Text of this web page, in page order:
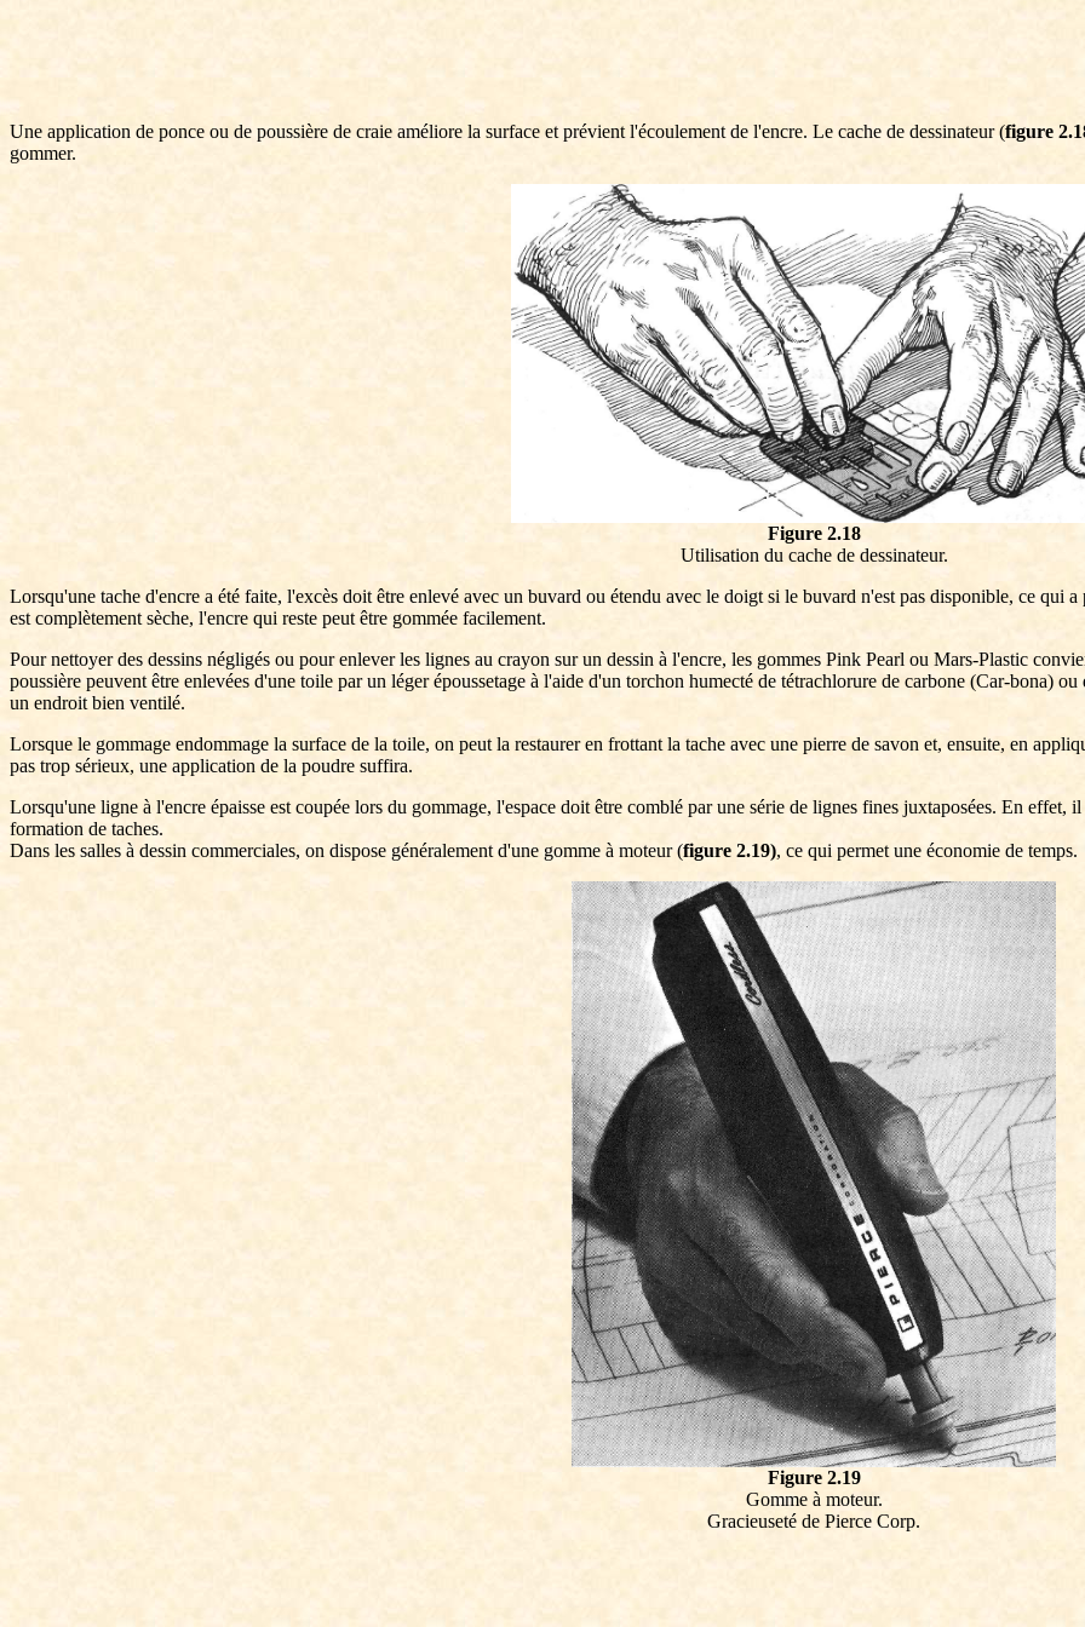
Une application de ponce ou de poussière de craie améliore la surface et prévient l'écoulement de l'encre. Le cache de dessinateur (figure
gommer.
Figure 2.18
Utilisation du cache de dessinateur.
Lorsqu'une tache d'encre a été faite, l'excès doit être enlevé avec un buvard ou étendu avec le doigt si le buvard n'est pas disponible, ce qui
est complètement sèche, l'encre qui reste peut être gommée facilement.
Pour nettoyer des dessins négligés ou pour enlever les lignes au crayon sur un dessin à l'encre, les gommes Pink Pearl ou Mars-Plastic
poussière peuvent être enlevées d'une toile par un léger époussetage à l'aide d'un torchon humecté de tétrachlorure de carbone (Car-bona)
un endroit bien ventilé.
Lorsque le gommage endommage la surface de la toile, on peut la restaurer en frottant la tache avec une pierre de savon et, ensuite, en
pas trop sérieux, une application de la poudre suffira.
Lorsqu'une ligne à l'encre épaisse est coupée lors du gommage, l'espace doit être comblé par une série de lignes fines juxtaposées. En effet,
formation de taches.
Dans les salles à dessin commerciales, on dispose généralement d'une gomme à moteur (figure 2.19), ce qui permet une économie de temps.
Figure 2.19
Gomme à moteur.
Gracieuseté de Pierce Corp.